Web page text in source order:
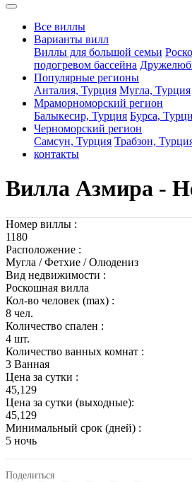
Все виллы
Варианты вилл
Виллы для большой семьи
подогревом бассейна
Популярные регионы
Анталия, Турция Мугла, Турция
Мраморноморский регион
Балыкесир, Турция Бурса,
Черноморский регион
Самсун, Турция Трабзон,
контакты
Вилла Азмира -
Номер виллы :
1180
Расположение :
Мугла / Фетхие / Олюдениз
Вид недвижимости :
Роскошная вилла
Кол-во человек (max) :
8 чел.
Количество спален :
4 шт.
Количество ванных комнат :
3 Ванная
Цена за сутки :
45,129
Цена за сутки (выходные):
45,129
Минимальный срок (дней) :
5 ночь
Поделиться